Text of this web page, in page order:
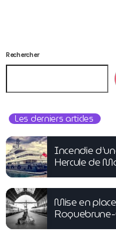
Rechercher
Les derniers articles
Incendie
Hercule de
Mise en